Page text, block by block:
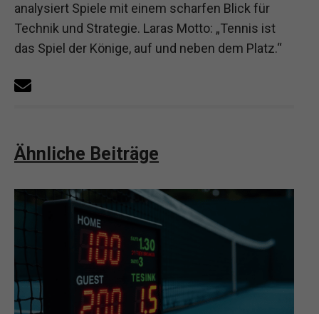
analysiert Spiele mit einem scharfen Blick für
Technik und Strategie. Laras Motto: „Tennis ist
das Spiel der Könige, auf und neben dem Platz.“
Ähnliche Beiträge